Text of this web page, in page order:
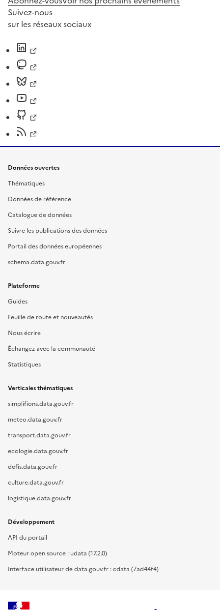
Suivez-nous
sur les réseaux sociaux
Données ouvertes
Thématiques
Données de référence
Catalogue de données
Suivre les publications des données
Portail des données européennes
schema.data.gouv.fr
Plateforme
Guides
Feuille de route et nouveautés
Nous écrire
Échangez avec la communauté
Statistiques
Verticales thématiques
simplifions.data.gouv.fr
meteo.data.gouv.fr
transport.data.gouv.fr
ecologie.data.gouv.fr
defis.data.gouv.fr
culture.data.gouv.fr
logistique.data.gouv.fr
Développement
API du portail
Moteur open source : udata (17.2.0)
Interface utilisateur de data.gouv.fr : cdata (7ad44f4)